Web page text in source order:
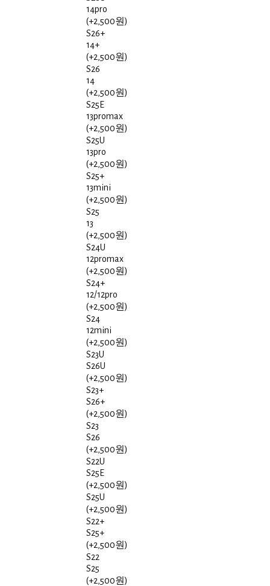
14pro
(+2,500원)
S26+
14+
(+2,500원)
S26
14
(+2,500원)
S25E
13promax
(+2,500원)
S25U
13pro
(+2,500원)
S25+
13mini
(+2,500원)
S25
13
(+2,500원)
S24U
12promax
(+2,500원)
S24+
12/12pro
(+2,500원)
S24
12mini
(+2,500원)
S23U
S26U
(+2,500원)
S23+
S26+
(+2,500원)
S23
S26
(+2,500원)
S22U
S25E
(+2,500원)
S25U
(+2,500원)
S22+
S25+
(+2,500원)
S22
S25
(+2,500원)